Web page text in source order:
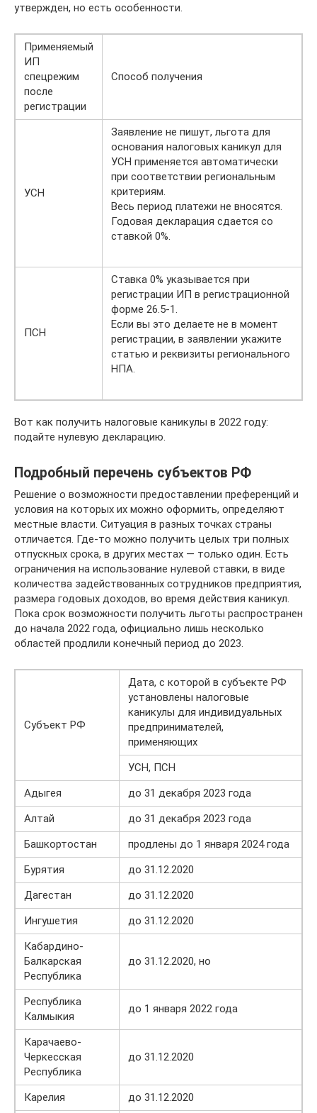
утвержден, но есть особенности.
Применяемый
ИП
спецрежим
после
регистрации
Способ получения
УСН
Заявление не пишут, льгота для
основания налоговых каникул для
УСН применяется автоматически
при соответствии региональным
критериям.
Весь период платежи не вносятся.
Годовая декларация сдается со
ставкой 0%.
ПСН
Ставка 0% указывается при
регистрации ИП в регистрационной
форме 26.5-1.
Если вы это делаете не в момент
регистрации, в заявлении укажите
статью и реквизиты регионального
НПА.
Вот как получить налоговые каникулы в 2022 году:
подайте нулевую декларацию.
Подробный перечень субъектов РФ
Решение о возможности предоставлении преференций и
условия на которых их можно оформить, определяют
местные власти. Ситуация в разных точках страны
отличается. Где-то можно получить целых три полных
отпускных срока, в других местах — только один. Есть
ограничения на использование нулевой ставки, в виде
количества задействованных сотрудников предприятия,
размера годовых доходов, во время действия каникул.
Пока срок возможности получить льготы распространен
до начала 2022 года, официально лишь несколько
областей продлили конечный период до 2023.
Субъект РФ
Дата, с которой в субъекте РФ
установлены налоговые
каникулы для индивидуальных
предпринимателей,
применяющих
УСН, ПСН
Адыгея
до 31 декабря 2023 года
Алтай
до 31 декабря 2023 года
Башкортостан
продлены до 1 января 2024 года
Бурятия
до 31.12.2020
Дагестан
до 31.12.2020
Ингушетия
до 31.12.2020
Кабардино-
Балкарская
Республика
до 31.12.2020, но
Республика
Калмыкия
до 1 января 2022 года
Карачаево-
Черкесская
Республика
до 31.12.2020
Карелия до 31.12.2020